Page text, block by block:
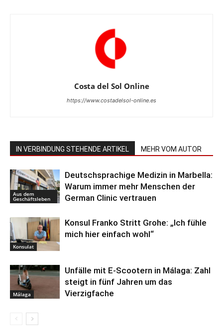
Costa del Sol Online
https://www.costadelsol-online.es
IN VERBINDUNG STEHENDE ARTIKEL MEHR VOM AUTOR
Aus dem
Geschäftsleben
Deutschsprachige Medizin in Marbella:
Warum immer mehr Menschen der
German Clinic vertrauen
Konsulat
Konsul Franko Stritt Grohe: „Ich fühle
mich hier einfach wohl“
Málaga
Unfälle mit E-Scootern in Málaga: Zahl
steigt in fünf Jahren um das
Vierzigfache